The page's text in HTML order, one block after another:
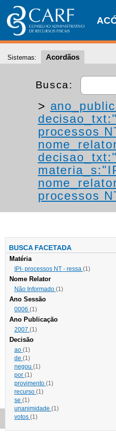
Sistemas: Acordãos
Busca:
>
processos
processos
BUSCA FACETADA
Matéria
IPI- processos NT - ressa (1)
Nome Relator
Não Informado (1)
Ano Sessão
0006 (1)
Ano Publicação
2007 (1)
Decisão
ao (1)
de (1)
negou (1)
por (1)
provimento (1)
recurso (1)
se (1)
unanimidade (1)
votos (1)